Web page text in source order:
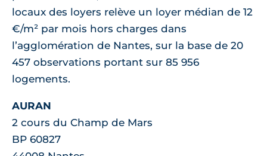
locaux des loyers relève un loyer médian de 12
€/m² par mois hors charges dans
l’agglomération de Nantes, sur la base de 20
457 observations portant sur 85 956
logements.
AURAN
2 cours du Champ de Mars
BP 60827